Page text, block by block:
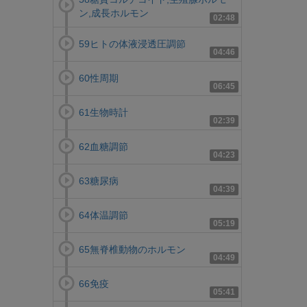
02:48
ン,成長ホルモン
04:46
59ヒトの体液浸透圧調節
06:45
60性周期
02:39
61生物時計
04:23
62血糖調節
04:39
63糖尿病
05:19
64体温調節
04:49
65無脊椎動物のホルモン
05:41
66免疫